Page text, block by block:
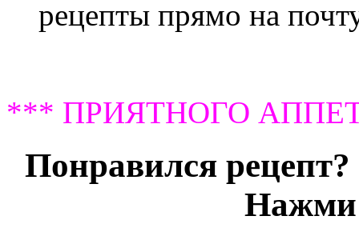
рецепты прямо на
*** ПРИЯТНОГО
Понравился
Нажми